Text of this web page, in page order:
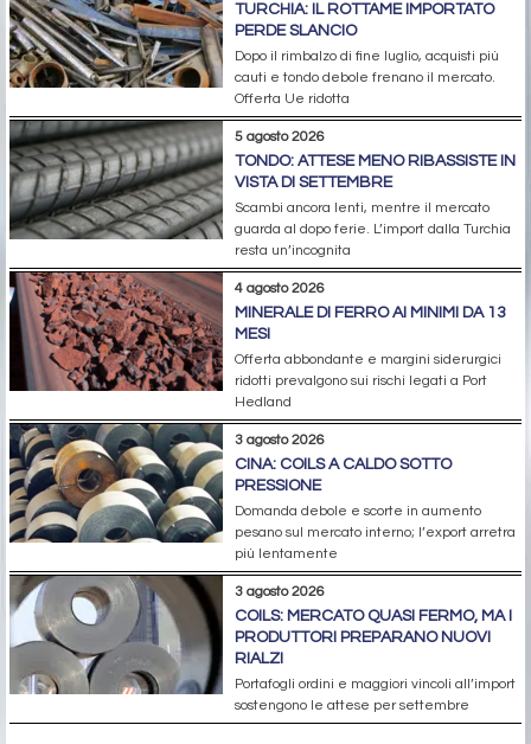
TURCHIA: IL ROTTAME IMPORTATO
PERDE SLANCIO
Dopo il rimbalzo di fine luglio, acquisti più
cauti e tondo debole frenano il mercato.
Offerta Ue ridotta
5 agosto 2026
TONDO: ATTESE MENO RIBASSISTE IN
VISTA DI SETTEMBRE
Scambi ancora lenti, mentre il mercato
guarda al dopo ferie. L’import dalla Turchia
resta un’incognita
4 agosto 2026
MINERALE DI FERRO AI MINIMI DA 13
MESI
Offerta abbondante e margini siderurgici
ridotti prevalgono sui rischi legati a Port
Hedland
3 agosto 2026
CINA: COILS A CALDO SOTTO
PRESSIONE
Domanda debole e scorte in aumento
pesano sul mercato interno; l’export arretra
più lentamente
3 agosto 2026
COILS: MERCATO QUASI FERMO, MA I
PRODUTTORI PREPARANO NUOVI
RIALZI
Portafogli ordini e maggiori vincoli all’import
sostengono le attese per settembre